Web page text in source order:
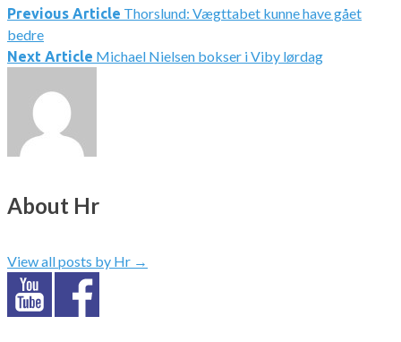
Indlægsnavigation
Previous Article Thorslund: Vægttabet kunne have gået
bedre
Next Article Michael Nielsen bokser i Viby lørdag
About Hr
View all posts by Hr →